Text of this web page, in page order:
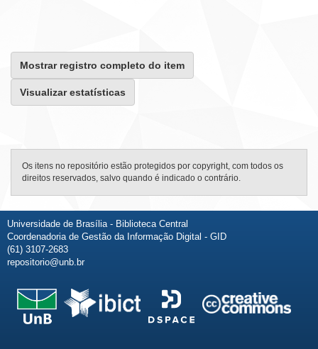
Mostrar registro completo do item
Visualizar estatísticas
Os itens no repositório estão protegidos por copyright, com todos os
direitos reservados, salvo quando é indicado o contrário.
Universidade de Brasília - Biblioteca Central
Coordenadoria de Gestão da Informação Digital - GID
(61) 3107-2683
repositorio@unb.br